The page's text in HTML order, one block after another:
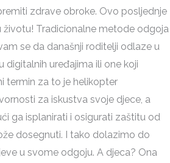
zdrave obroke. Ovo posljednje
životu! Tradicionalne metode odgoja
se da današnji roditelji odlaze u
uređajima ili one koji
termin za to je helikopter
za iskustva svoje djece, a
ga isplanirati i osigurati zaštitu od
dosegnuti. I tako dolazimo do
u svome odgoju. A djeca? Ona